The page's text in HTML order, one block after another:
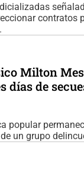
contratos
Milton
días de
popular
un grupo